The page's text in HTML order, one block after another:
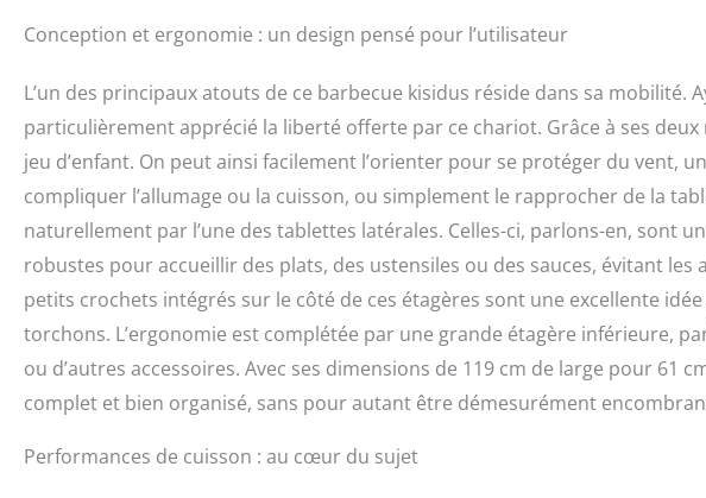
Conception et ergonomie : un design pensé pour l’utilisateur
L’un des principaux atouts de ce barbecue kisidus réside dans sa mobilité.
particulièrement apprécié la liberté offerte par ce chariot. Grâce à ses
jeu d’enfant. On peut ainsi facilement l’orienter pour se protéger du vent,
compliquer l’allumage ou la cuisson, ou simplement le rapprocher de la
naturellement par l’une des tablettes latérales. Celles-ci, parlons-en, sont
robustes pour accueillir des plats, des ustensiles ou des sauces, évitant les
petits crochets intégrés sur le côté de ces étagères sont une excellente
torchons. L’ergonomie est complétée par une grande étagère inférieure,
ou d’autres accessoires. Avec ses dimensions de 119 cm de large pour 61
complet et bien organisé, sans pour autant être démesurément
Performances de cuisson : au cœur du sujet